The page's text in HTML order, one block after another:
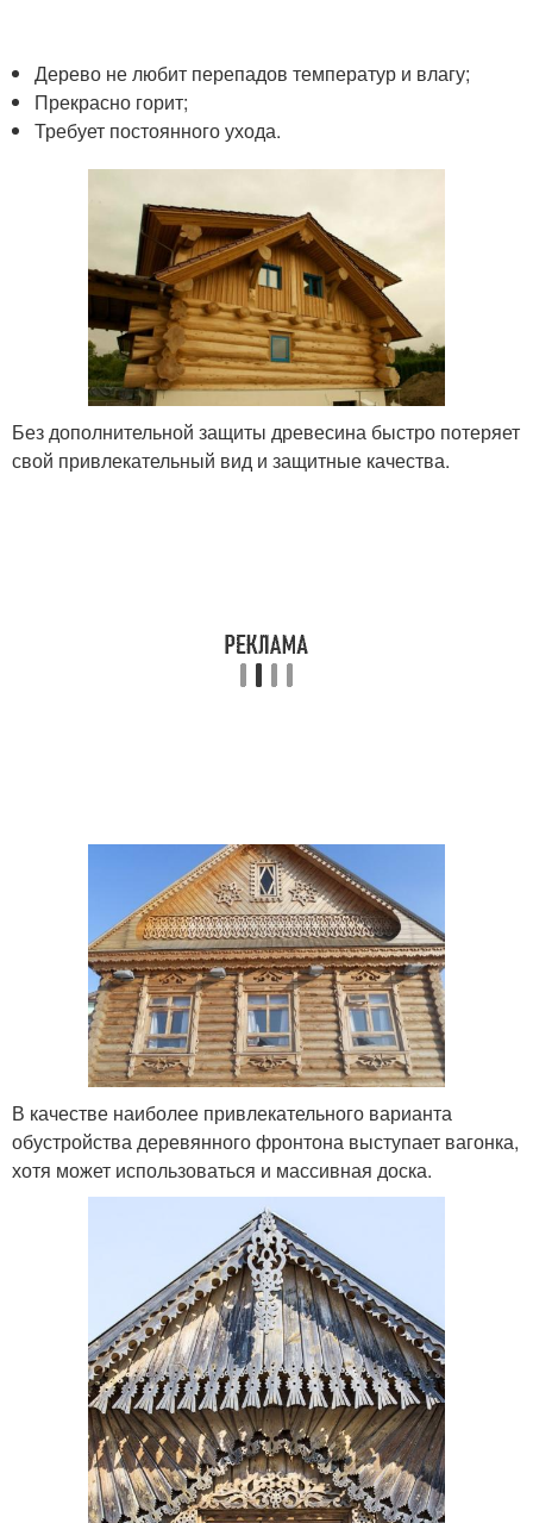
Дерево не любит перепадов температур и влагу;
Прекрасно горит;
Требует постоянного ухода.
Без дополнительной защиты древесина быстро потеряет
свой привлекательный вид и защитные качества.
В качестве наиболее привлекательного варианта
обустройства деревянного фронтона выступает вагонка,
хотя может использоваться и массивная доска.